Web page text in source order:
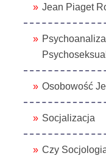
Jean Piaget
Osobowość
Socjalizacja
Czy